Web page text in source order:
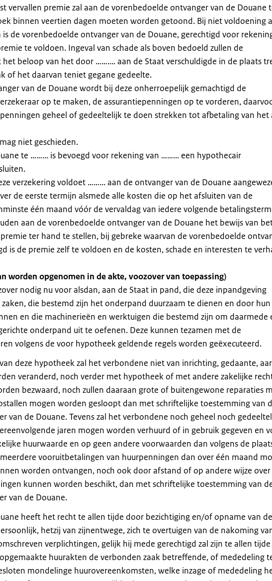
vervallen premie zal aan de vorenbedoelde ontvanger van de Douane
binnen veertien dagen moeten worden getoond. Bij niet voldoening
de vorenbedoelde ontvanger van de Douane, gerechtigd voor
te voldoen. Ingeval van schade als boven bedoeld zullen de
beloop van het door …….... aan de Staat verschuldigde in de plaats
of het daarvan teniet gegane gedeelte.
van de Douane wordt bij deze onherroepelijk gemachtigd de
op te maken, de assurantiepenningen op te vorderen,
geheel of gedeeltelijk te doen strekken tot afbetaling van het
niet geschieden.
te ……... is bevoegd voor rekening van ……... een hypothecair
verzekering voldoet ……... aan de ontvanger van de Douane
de eerste termijn alsmede alle kosten die op het afsluiten van de
één maand vóór de vervaldag van iedere volgende
aan de vorenbedoelde ontvanger van de Douane het bewijs van
ter hand te stellen, bij gebreke waarvan de vorenbedoelde
is de premie zelf te voldoen en de kosten, schade en interesten te
worden opgenomen in de akte, voozover van toepassing)
nodig nu voor alsdan, aan de Staat in pand, die deze inpandgeving
die bestemd zijn het onderpand duurzaam te dienen en door
en die machinerieën en werktuigen die bestemd zijn om daarmede
onderpand uit te oefenen. Deze kunnen tezamen met de
volgens de voor hypotheek geldende regels worden geëxecuteerd.
deze hypotheek zal het verbondene niet van inrichting, gedaante,
veranderd, noch verder met hypotheek of met andere zakelijke
bezwaard, noch zullen daaraan grote of buitengewone reparaties
mogen worden gesloopt dan met schriftelijke toestemming van
van de Douane. Tevens zal het verbondene noch geheel noch
jaren mogen worden verhuurd of in gebruik gegeven en
huurwaarde en op geen andere voorwaarden dan volgens de
vooruitbetalingen van huurpenningen dan over één maand
worden ontvangen, noch ook door afstand of op andere wijze over
kunnen worden beschikt, dan met schriftelijke toestemming van
van de Douane.
heeft het recht te allen tijde door bezichtiging en/of opname van de
hetzij van zijnentwege, zich te overtuigen van de nakoming
verplichtingen, gelijk hij mede gerechtigd zal zijn te allen tijde
huurakten de verbonden zaak betreffende, of mededeling
mondelinge huurovereenkomsten, welke inzage of mededeling